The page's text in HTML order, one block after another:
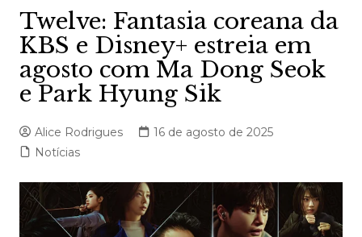
Twelve: Fantasia coreana da
KBS e Disney+ estreia em
agosto com Ma Dong Seok
e Park Hyung Sik
Alice Rodrigues
16 de agosto de 2025
Notícias